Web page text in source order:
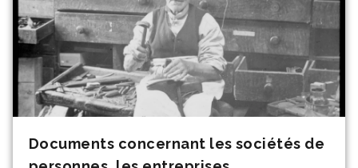
Documents concernant les sociétés de